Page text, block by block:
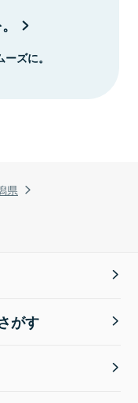
県
ズに。
がす